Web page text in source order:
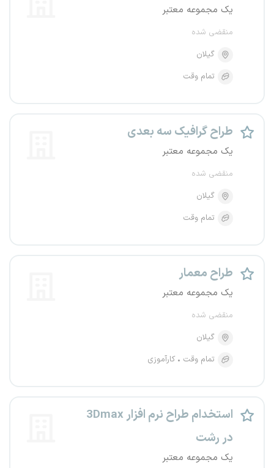
یک مجموعه معتبر
منقضی شده
گیلان
تمام وقت
طراح گرافیک سه بعدی
یک مجموعه معتبر
منقضی شده
گیلان
تمام وقت
طراح معمار
یک مجموعه معتبر
منقضی شده
گیلان
تمام وقت
کارآموزی
استخدام طراح نرم افزار 3Dmax
در رشت
یک مجموعه معتبر